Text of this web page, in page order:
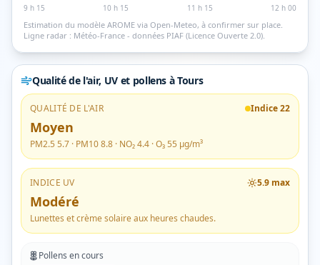
9 h 15 10 h 15 11 h 15 12 h 00
Estimation du modèle AROME via Open-Meteo, à confirmer sur place.
Ligne radar : Météo-France - données PIAF (Licence Ouverte 2.0).
Qualité de l'air, UV et pollens à Tours
QUALITÉ DE L'AIR Indice22
Moyen
PM2.5 5.7 · PM108.8 · NO₂4.4 · O₃55 µg/m³
INDICE UV 5.9 max
Modéré
Lunettes et crème solaire aux heures chaudes.
Pollens en cours